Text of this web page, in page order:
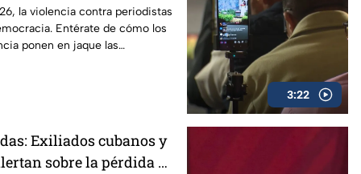
la violencia contra periodistas
Entérate de cómo los
ponen en jaque las
3:22
Exiliados cubanos y
sobre la pérdida de